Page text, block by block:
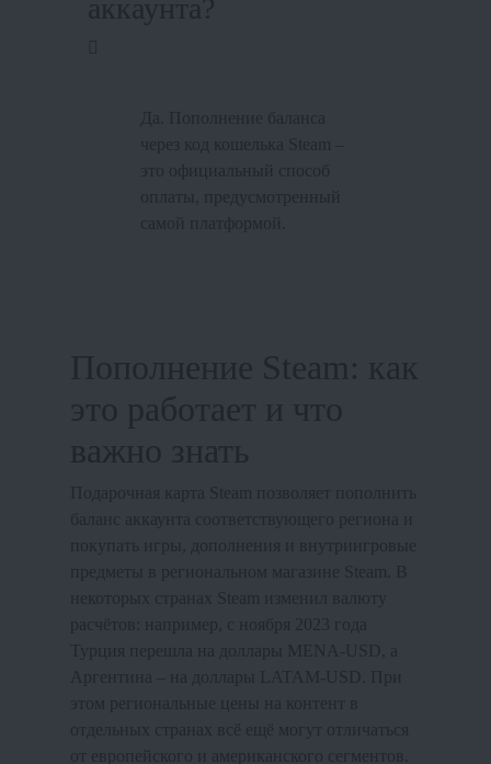
аккаунта?
Да. Пополнение баланса
через код кошелька Steam –
это официальный способ
оплаты, предусмотренный
Пополнение Steam: как
это работает и что
важно знать
Подарочная карта Steam позволяет пополнить
баланс аккаунта соответствующего региона и
покупать игры, дополнения и внутриигровые
предметы в региональном магазине Steam. В
некоторых странах Steam изменил валюту
расчётов: например, с ноября 2023 года
Турция перешла на доллары MENA-USD, а
Аргентина – на доллары LATAM-USD. При
отдельных странах всё ещё могут отличаться